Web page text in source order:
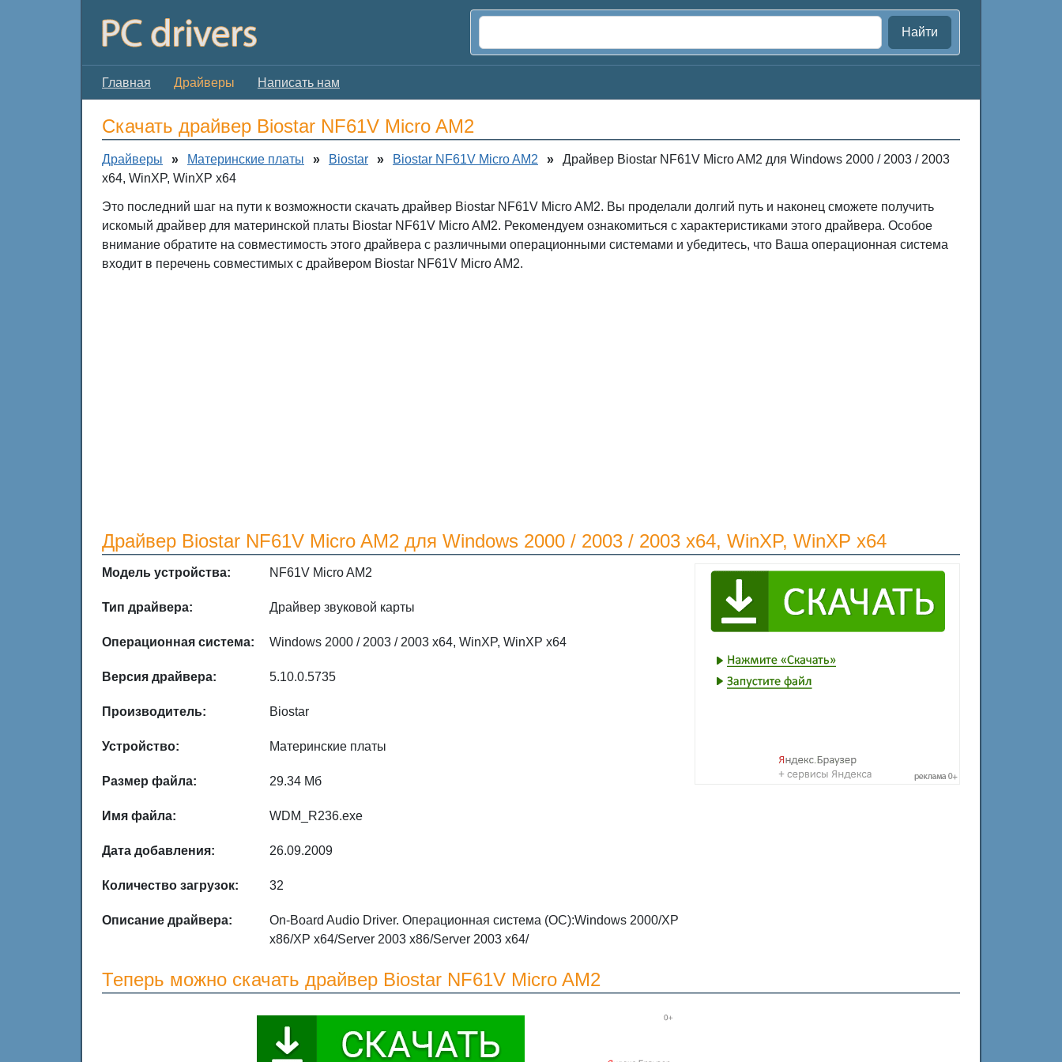
Найти
Главная Драйверы Написать нам
Скачать драйвер Biostar NF61V Micro AM2
Драйверы » Материнские платы » Biostar » Biostar NF61V Micro AM2 »
Драйвер Biostar NF61V Micro AM2 для Windows 2000 / 2003 / 2003
x64, WinXP, WinXP x64
Это последний шаг на пути к возможности скачать драйвер Biostar NF61V Micro AM2. Вы проделали долгий путь и наконец сможете получить
искомый драйвер для материнской платы Biostar NF61V Micro AM2. Рекомендуем ознакомиться с характеристиками этого драйвера. Особое
внимание обратите на совместимость этого драйвера с различными операционными системами и убедитесь, что Ваша операционная система
входит в перечень совместимых с драйвером Biostar NF61V Micro AM2.
Драйвер Biostar NF61V Micro AM2 для Windows 2000 / 2003 / 2003 x64, WinXP, WinXP x64
Модель устройства: NF61V Micro AM2
Тип драйвера: Драйвер звуковой карты
Операционная система: Windows 2000 / 2003 / 2003 x64, WinXP, WinXP x64
Версия драйвера: 5.10.0.5735
Производитель: Biostar
Устройство: Материнские платы
Размер файла: 29.34 Мб
Имя файла: WDM_R236.exe
Дата добавления: 26.09.2009
Количество загрузок: 32
Описание драйвера:
On-Board Audio Driver. Операционная система (ОС):Windows 2000/XP
x86/XP x64/Server 2003 x86/Server 2003 x64/
Теперь можно скачать драйвер Biostar NF61V Micro AM2